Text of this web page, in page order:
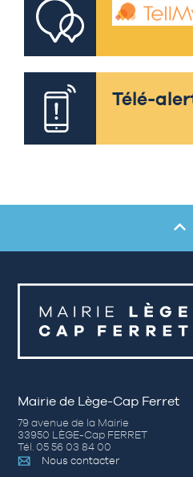
Télé-
Mairie de Lège-Cap Ferret
79 avenue de la Mairie
33950 LÈGE-Cap FERRET
Tél. 05 56 03 84 00
Nous contacter